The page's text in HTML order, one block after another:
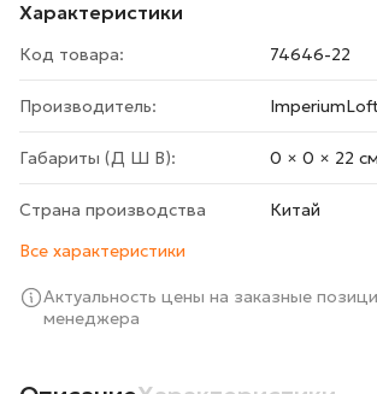
Характеристики
Код товара: 74646-22
Производитель:
Габариты (Д Ш В): 0 × 0 × 22 cм
Страна производства
Китай
Все характеристики
Актуальность цены на заказные
менеджера